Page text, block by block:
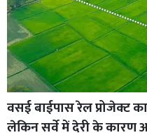
वसई बाईपास रेल प्रोजेक्ट
लेकिन सर्वे में देरी के कारण